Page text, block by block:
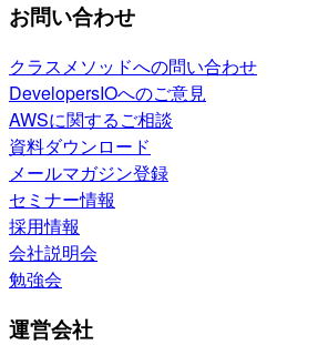
お問い合わせ
クラスメソッドへの問い合わせ
DevelopersIOへのご意見
AWSに関するご相談
資料ダウンロード
メールマガジン登録
セミナー情報
採用情報
会社説明会
勉強会
運営会社